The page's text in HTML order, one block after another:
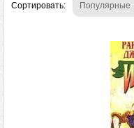
Сортировать: